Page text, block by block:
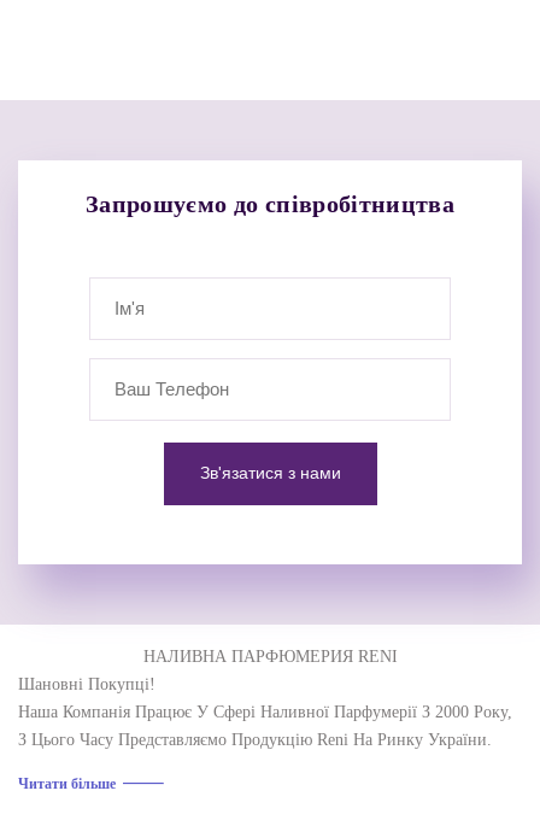
Запрошуємо до співробітництва
НАЛИВНА ПАРФЮМЕРИЯ RENI
Шановні Покупці!
Наша Компанія Працює У Сфері Наливної Парфумерії З 2000 Року,
З Цього Часу Представляємо Продукцію Reni На Ринку України.
Взаємовигідний, Культурний Ринок Партнерських Відносин Та
Читати більше